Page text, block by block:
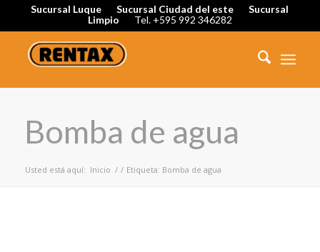
Sucursal Luque Sucursal Ciudad del este
Sucursal
Limpio
Tel. +595 992 346282
Bomba de agua
Usted está aquí: Inicio / / Etiqueta: Bomba de agua